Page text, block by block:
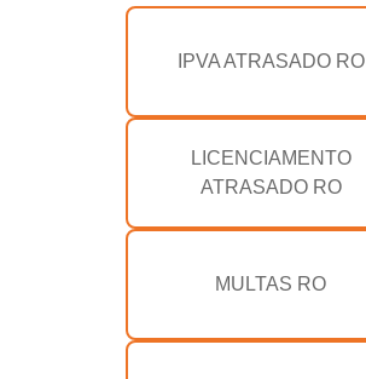
IPVA ATRASADO RO
LICENCIAMENTO
ATRASADO RO
MULTAS RO